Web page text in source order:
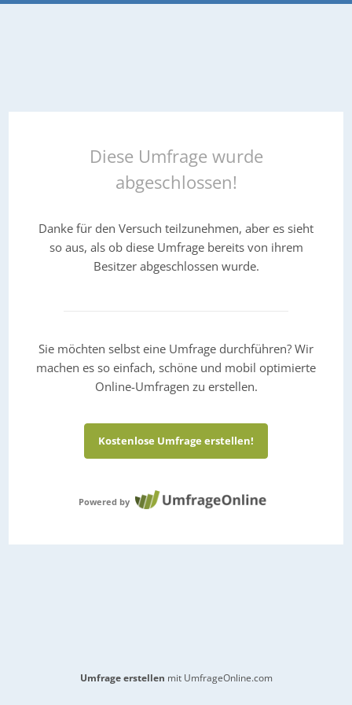
Diese Umfrage wurde
abgeschlossen!
Danke für den Versuch teilzunehmen, aber es sieht
so aus, als ob diese Umfrage bereits von ihrem
Besitzer abgeschlossen wurde.
Sie möchten selbst eine Umfrage durchführen? Wir
machen es so einfach, schöne und mobil optimierte
Online-Umfragen zu erstellen.
Kostenlose Umfrage erstellen!
Powered by
Umfrage erstellen mit UmfrageOnline.com